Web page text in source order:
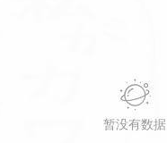
暂没有数据